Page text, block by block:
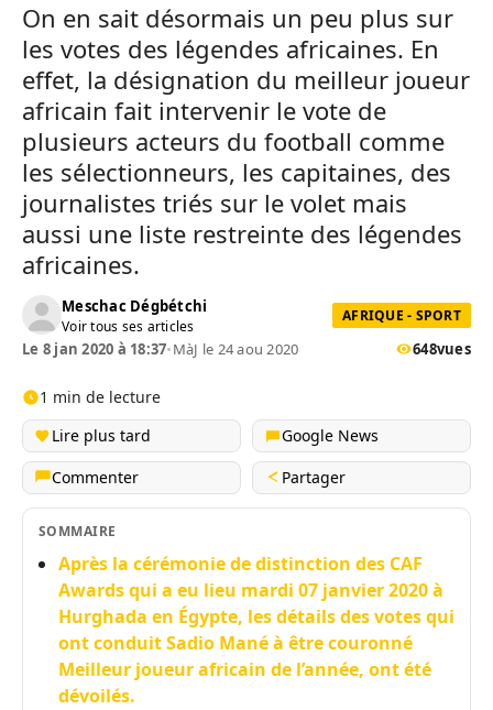
On en sait désormais un peu plus sur
les votes des légendes africaines. En
effet, la désignation du meilleur joueur
africain fait intervenir le vote de
plusieurs acteurs du football comme
les sélectionneurs, les capitaines, des
journalistes triés sur le volet mais
aussi une liste restreinte des légendes
africaines.
Meschac Dégbétchi
Voir tous ses articles
AFRIQUE - SPORT
Le 8 jan 2020 à 18:37•MàJ le 24 aou 2020 648vues
1 min de lecture
Lire plus tard
Google News
Commenter
Partager
SOMMAIRE
Après la cérémonie de distinction des CAF
Awards qui a eu lieu mardi 07 janvier 2020 à
Hurghada en Égypte, les détails des votes qui
ont conduit Sadio Mané à être couronné
Meilleur joueur africain de l’année, ont été
dévoilés.